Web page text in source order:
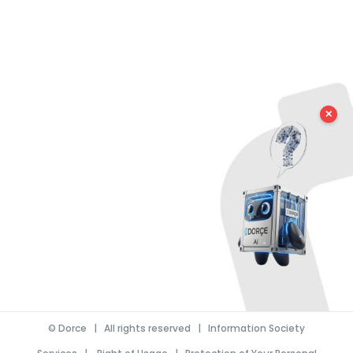
© Dorce | All rights reserved | Information Society
✕